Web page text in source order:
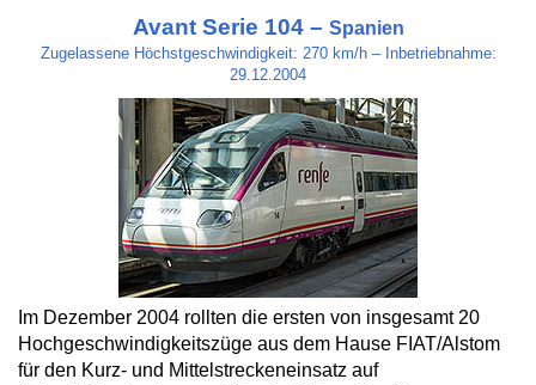
Avant Serie 104 – Spanien
Zugelassene Höchstgeschwindigkeit: 270 km/h – Inbetriebnahme:
29.12.2004
Im Dezember 2004 rollten die ersten von insgesamt 20
Hochgeschwindigkeitszüge aus dem Hause FIAT/Alstom
für den Kurz- und Mittelstreckeneinsatz auf